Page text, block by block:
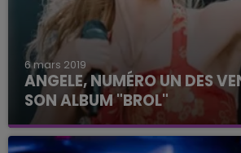
6 mars 2019
ANGELE, NUMÉRO UN DES
SON ALBUM "BROL"
La petite soeur du rappeur
en France.